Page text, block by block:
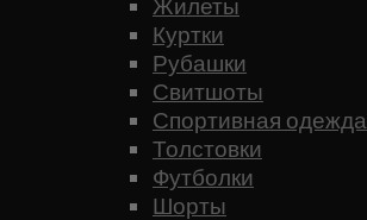
Куртки
Рубашки
Свитшоты
Спортивная одежда
Толстовки
Футболки
Шорты